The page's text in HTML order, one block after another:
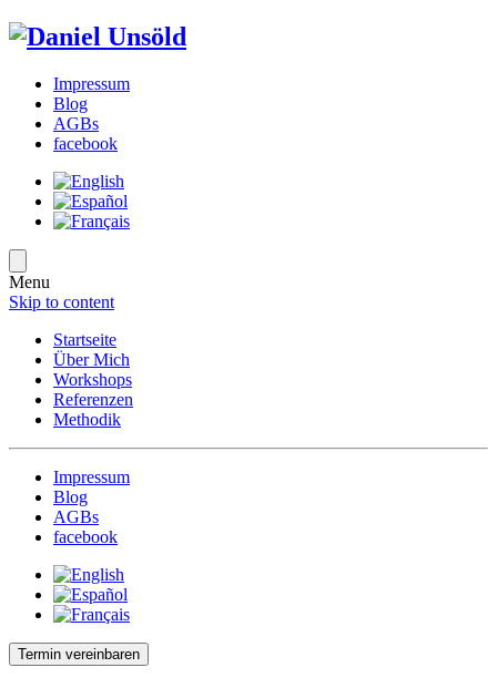
Impressum
Blog
AGBs
facebook
Menu
Skip to content
Startseite
Über Mich
Workshops
Referenzen
Methodik
Impressum
Blog
AGBs
facebook
Termin vereinbaren